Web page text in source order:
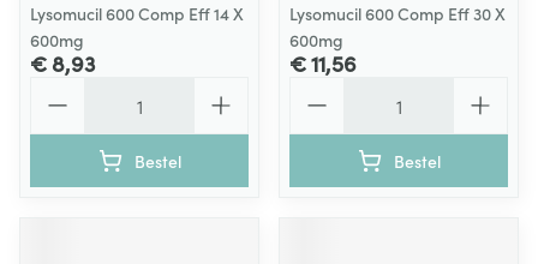
Lysomucil 600 Comp Eff 14 X
600mg
€ 8,93
Bestel
Lysomucil 600 Comp Eff 30 X
600mg
€ 11,56
Bestel